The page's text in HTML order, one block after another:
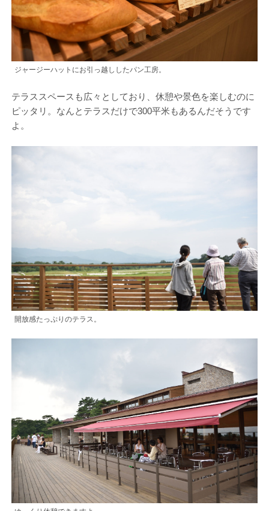
ジャージーハットにお引っ越ししたパン工房。
テラススペースも広々としており、休憩や景色を楽しむのに
ピッタリ。なんとテラスだけで300平米もあるんだそうです
よ。
開放感たっぷりのテラス。